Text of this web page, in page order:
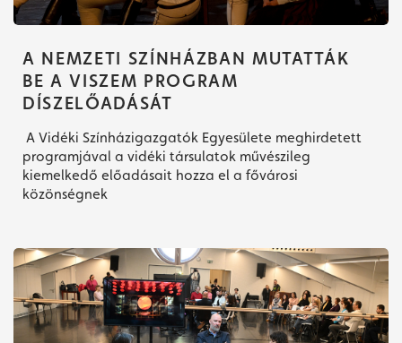
A NEMZETI SZÍNHÁZBAN MUTATTÁK
BE A VISZEM PROGRAM
DÍSZELŐADÁSÁT
A Vidéki Színházigazgatók Egyesülete meghirdetett
programjával a vidéki társulatok művészileg
kiemelkedő előadásait hozza el a fővárosi
közönségnek